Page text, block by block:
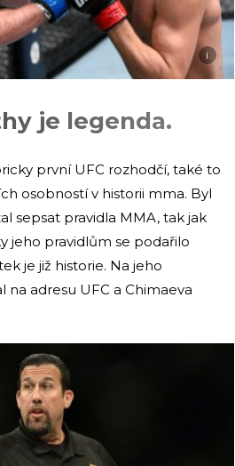
i
je legenda.
první UFC rozhodčí, také to
osobností v historii mma. Byl
sepsat pravidla MMA, tak jak
jeho pravidlům se podařilo
je již historie. Na jeho
adresu UFC a Chimaeva